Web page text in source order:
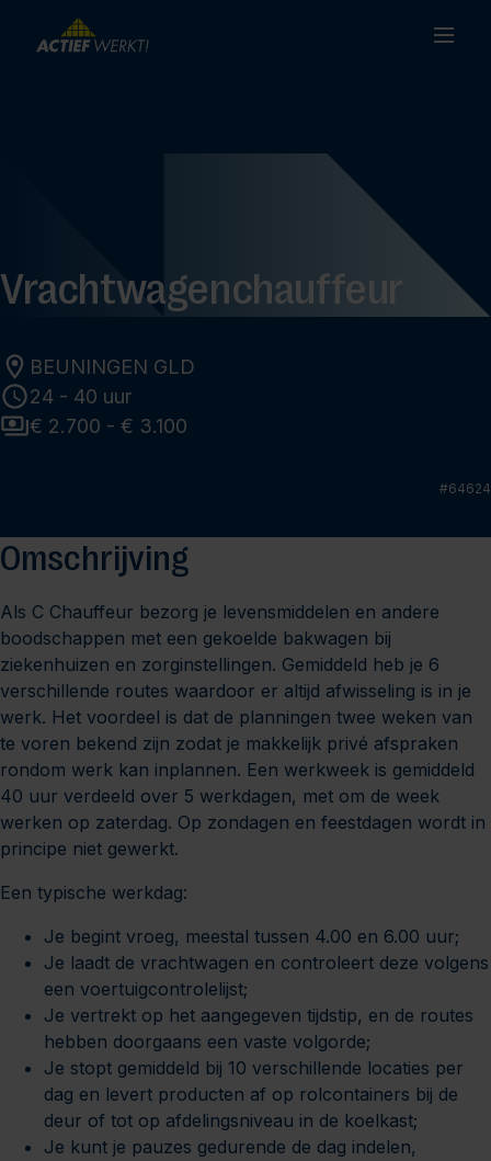
Vrachtwagenchauffeur
BEUNINGEN GLD
24 - 40 uur
€ 2.700 - € 3.100
#64624
Omschrijving
Als C Chauffeur bezorg je levensmiddelen en andere
boodschappen met een gekoelde bakwagen bij
ziekenhuizen en zorginstellingen. Gemiddeld heb je 6
verschillende routes waardoor er altijd afwisseling is in je
werk. Het voordeel is dat de planningen twee weken van
te voren bekend zijn zodat je makkelijk privé afspraken
rondom werk kan inplannen. Een werkweek is gemiddeld
40 uur verdeeld over 5 werkdagen, met om de week
werken op zaterdag. Op zondagen en feestdagen wordt in
principe niet gewerkt.
Een typische werkdag:
Je begint vroeg, meestal tussen 4.00 en 6.00 uur;
Je laadt de vrachtwagen en controleert deze volgens
een voertuigcontrolelijst;
Je vertrekt op het aangegeven tijdstip, en de routes
hebben doorgaans een vaste volgorde;
Je stopt gemiddeld bij 10 verschillende locaties per
dag en levert producten af op rolcontainers bij de
deur of tot op afdelingsniveau in de koelkast;
Je kunt je pauzes gedurende de dag indelen,